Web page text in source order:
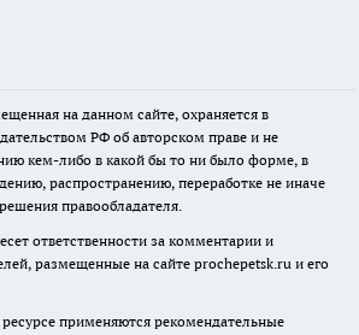
на данном сайте, охраняется в
РФ об авторском праве и не
кем-либо в какой бы то ни было форме, в
распространению, переработке не иначе
правообладателя.
ответственности за комментарии и
размещенные на сайте prochepetsk.ru и его
применяются рекомендательные